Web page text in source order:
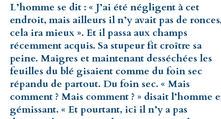
L’homme se dit : « J’ai été négligent à cet
endroit, mais ailleurs il n’y avait pas de
cela ira mieux ». Et il passa aux champs
récemment acquis. Sa stupeur fit croître sa
peine. Maigres et maintenant desséchées les
feuilles du blé gisaient comme du foin sec
répandu de partout. Du foin sec. « Mais
comment ? Mais comment ? » disait l’homme
gémissant. « Et pourtant, ici il n’y a pas